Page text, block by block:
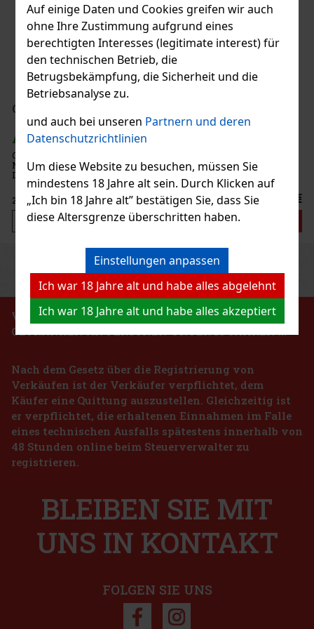
Auf einige Daten und Cookies greifen wir auch
ohne Ihre Zustimmung aufgrund eines
berechtigten Interesses (legitimate interest) für
den technischen Betrieb, die
Betrugsbekämpfung, die Sicherheit und die
Betriebsanalyse zu.
und auch bei unseren Partnern und deren
Datenschutzrichtlinien
Um diese Website zu besuchen, müssen Sie
mindestens 18 Jahre alt sein. Durch Klicken auf
„Ich bin 18 Jahre alt” bestätigen Sie, dass Sie
diese Altersgrenze überschritten haben.
Einstellungen anpassen
Ich war 18 Jahre alt und habe alles abgelehnt
Ich war 18 Jahre alt und habe alles akzeptiert
PreviousNext
VERBOT DES VERKAUFS VON ALKOHOLISCHEN
GETRÄNKEN AN PERSONEN UNTER 18 JAHREN !!!
Nach dem Gesetz über die Registrierung von
Verkäufen ist der Verkäufer verpflichtet, dem
Käufer eine Quittung auszustellen. Gleichzeitig ist
er verpflichtet, die erhaltenen Einnahmen im Falle
eines technischen Ausfalls spätestens innerhalb von
48 Stunden online beim Steuerverwalter zu
registrieren.
BLEIBEN SIE MIT
UNS IN KONTAKT
FOLGEN SIE UNS